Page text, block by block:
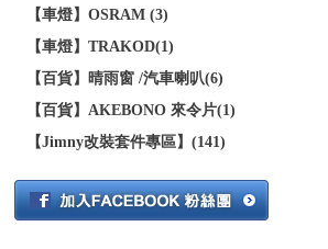
【車燈】OSRAM (3)
【車燈】TRAKOD(1)
【百貨】晴雨窗 /汽車喇叭(6)
【百貨】AKEBONO 來令片(1)
【Jimny改裝套件專區】(141)